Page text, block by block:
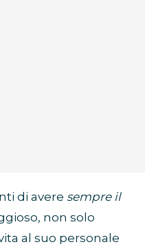
di avere sempre il
non solo
al suo personale